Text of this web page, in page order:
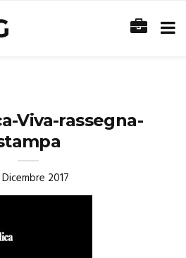
Viva-rassegna-
2017